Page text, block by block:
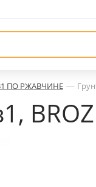
ПО РЖАВЧИНЕ —